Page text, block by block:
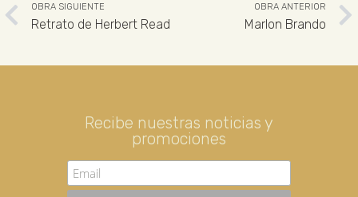
OBRA SIGUIENTE
Retrato de Herbert Read
OBRA ANTERIOR
Marlon Brando
Recibe nuestras noticias y
promociones